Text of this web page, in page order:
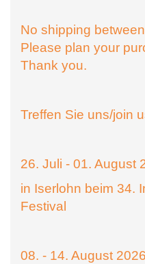
No shipping
Please plan your
Thank you.
Treffen Sie uns/join
26. Juli - 01. August
in Iserlohn beim 34.
Festival
08. - 14. August 2026